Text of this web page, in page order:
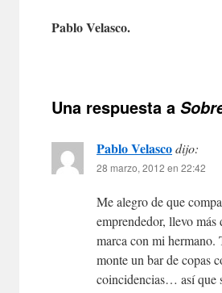
Pablo Velasco.
Una respuesta a
Pablo Velascodijo:
28 marzo, 2012 en 22:42
Me alegro de que
emprendedor, llevo
marca con mi hermano.
monte un bar de copas
coincidencias… así que